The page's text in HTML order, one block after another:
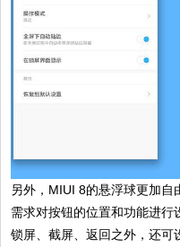
另外，MIUI 8的悬浮球更加自
需求对按钮的位置和功能进行
锁屏、截屏、返回之外，还可